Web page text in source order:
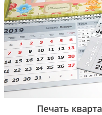
Печать